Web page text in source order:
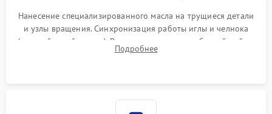
Нанесение специализированного масла на трущиеся детали
и узлы вращения. Синхронизация работы иглы и челнока
(настройка таймингов). Регулировка высоты зубчатой рейки,
центровка игловодителя и калибровка натяжителей верхней
Подробнее